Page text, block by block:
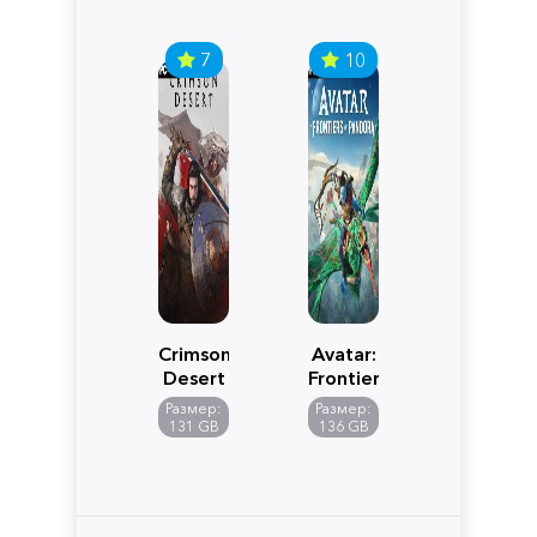
7
Crimson
Desert
Размер:
131 GB
10
Avatar:
Frontiers
of
Pandora
Размер:
136 GB